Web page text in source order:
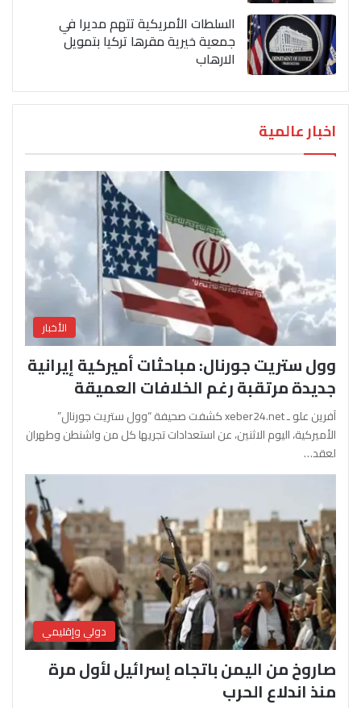
السلطات الأمريكية تتهم مديرا في
جمعية خيرية مقرها تركيا بتمويل
الارهاب
اخبار عالمية
الأخبار
وول ستريت جورنال: مباحثات أميركية إيرانية
جديدة مرتقبة رغم الخلافات العميقة
آفرين علو ـ xeber24.net كشفت صحيفة “وول ستريت جورنال”
الأميركية، اليوم الاثنين، عن استعدادات تجريها كل من واشنطن وطهران
لعقد…
دولي وإقليمي
صاروخ من اليمن باتجاه إسرائيل لأول مرة
منذ اندلاع الحرب